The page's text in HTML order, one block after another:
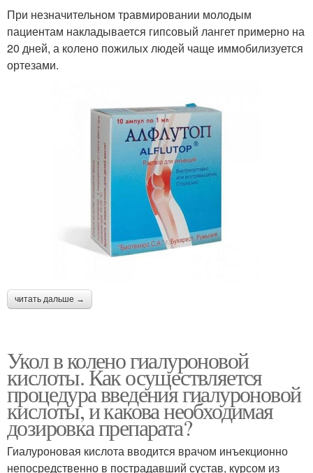
При незначительном травмировании молодым
пациентам накладывается гипсовый лангет примерно на
20 дней, а колено пожилых людей чаще иммобилизуется
ортезами.
читать дальше →
Укол в колено гиалуроновой
кислоты. Как осуществляется
процедура введения гиалуроновой
кислоты, и какова необходимая
дозировка препарата?
Гиалуроновая кислота вводится врачом инъекционно
непосредственно в пострадавший сустав, курсом из